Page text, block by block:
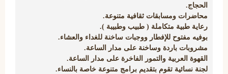
الحجاج.
محاضرات ومسابقات ثقافية متنوعة.
رعاية طبية متكاملة ( طبيب وطبيبة ).
بوفيه مفتوح للإفطار ووجبات ساخنة للغداء والعشاء.
مشروبات باردة وساخنة على مدار الساعة.
القهوة العربية والتمور الفاخرة على مدار الساعة.
لجنة نسائية تقوم بتقديم برامج متنوعة خاصة بالنساء.